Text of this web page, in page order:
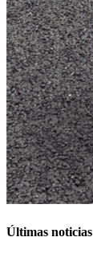
Últimas noticias